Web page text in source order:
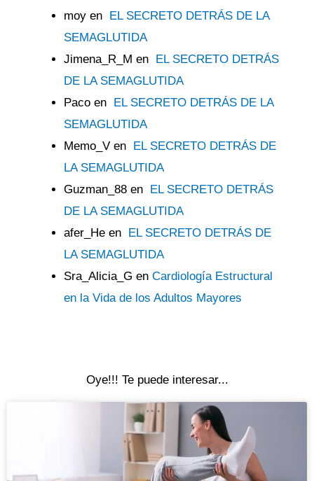
moy en EL SECRETO DETRÁS DE LA
SEMAGLUTIDA
Jimena_R_M en EL SECRETO DETRÁS
DE LA SEMAGLUTIDA
Paco en EL SECRETO DETRÁS DE LA
SEMAGLUTIDA
Memo_V en EL SECRETO DETRÁS DE
LA SEMAGLUTIDA
Guzman_88 en EL SECRETO DETRÁS
DE LA SEMAGLUTIDA
afer_He en EL SECRETO DETRÁS DE
LA SEMAGLUTIDA
Sra_Alicia_G en Cardiología Estructural
en la Vida de los Adultos Mayores
Oye!!! Te puede interesar...